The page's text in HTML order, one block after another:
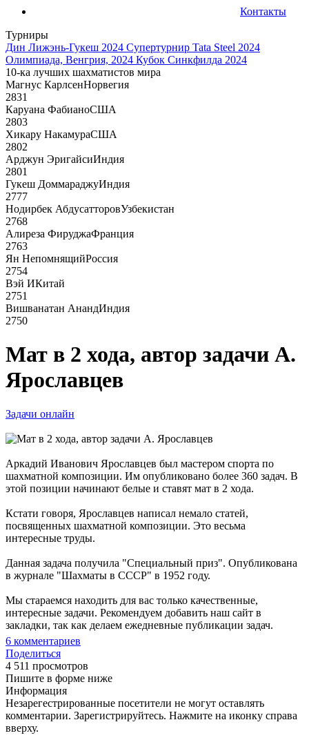
Контакты
Турниры
Дин Лижэнь-Гукеш 2024 Супертурнир Tata Steel 2024
Олимпиада, Венгрия, 2024 Кубок Синкфилда 2024
10-ка лучших шахматистов мира
Магнус КарлсенНорвегия
2831
Каруана ФабианоСША
2803
Хикару НакамураСША
2802
Арджун ЭригайсиИндия
2801
Гукеш ДоммараджуИндия
2777
Нодирбек АбдусатторовУзбекистан
2768
Алиреза ФируджаФранция
2763
Ян НепомнящийРоссия
2754
Вэй ИКитай
2751
Вишванатан АнандИндия
2750
Мат в 2 хода, автор задачи А.
Ярославцев
Задачи онлайн
Аркадий Иванович Ярославцев был мастером спорта по
шахматной композиции. Им опубликовано более 360 задач. В
этой позиции начинают белые и ставят мат в 2 хода.
Кстати говоря, Ярославцев написал немало статей,
посвященных шахматной композиции. Это весьма
интересные труды.
Данная задача получила "Специальный приз". Опубликована
в журнале "Шахматы в СССР" в 1952 году.
Мы стараемся находить для вас только качественные,
интересные задачи. Рекомендуем добавить наш сайт в
закладки, так как делаем ежедневные публикации задач.
6 комментариев
Поделиться
4 511 просмотров
Пишите в форме ниже
Информация
Незарегестрированные посетители не могут оставлять
комментарии. Зарегистрируйтесь. Нажмите на иконку справа
вверху.